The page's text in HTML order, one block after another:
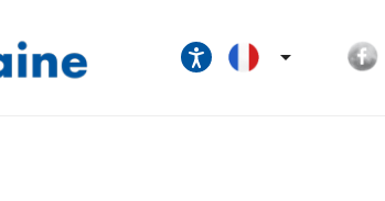
